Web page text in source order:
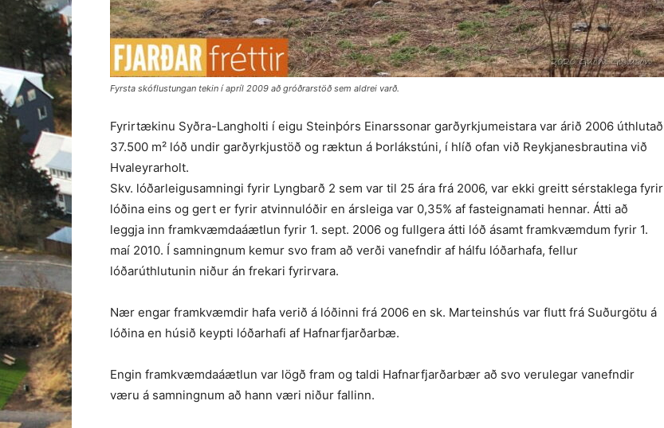
Fyrsta skóflustungan tekin í apríl 2009 að gróðrarstöð sem aldrei varð.
Fyrirtækinu Syðra-Langholti í eigu Steinþórs Einarssonar garðyrkjumeistara var árið 2006 úthlutað
37.500 m² lóð undir garðyrkjustöð og ræktun á Þorlákstúni, í hlíð ofan við Reykjanesbrautina við
Hvaleyrarholt.
Skv. lóðarleigusamningi fyrir Lyngbarð 2 sem var til 25 ára frá 2006, var ekki greitt sérstaklega fyrir
lóðina eins og gert er fyrir atvinnulóðir en ársleiga var 0,35% af fasteignamati hennar. Átti að
leggja inn framkvæmdaáætlun fyrir 1. sept. 2006 og fullgera átti lóð ásamt framkvæmdum fyrir 1.
maí 2010. Í samningnum kemur svo fram að verði vanefndir af hálfu lóðarhafa, fellur
lóðarúthlutunin niður án frekari fyrirvara.
Nær engar framkvæmdir hafa verið á lóðinni frá 2006 en sk. Marteinshús var flutt frá Suðurgötu á
lóðina en húsið keypti lóðarhafi af Hafnarfjarðarbæ.
Engin framkvæmdaáætlun var lögð fram og taldi Hafnarfjarðarbær að svo verulegar vanefndir
væru á samningnum að hann væri niður fallinn.